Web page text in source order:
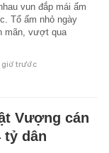
vun đắp mái ấm
Tổ ấm nhỏ ngày
mãn, vượt qua
giờ trước
Vượng cán
tỷ dân